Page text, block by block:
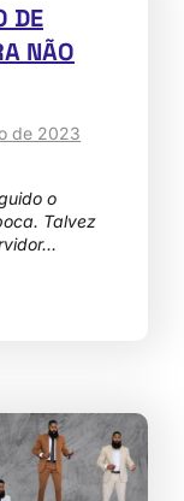
DE
NÃO
de 2023
o
Talvez